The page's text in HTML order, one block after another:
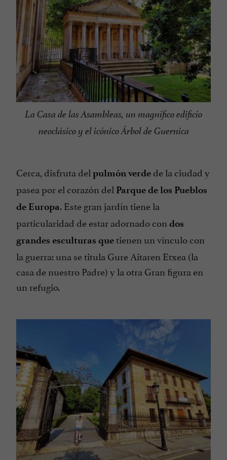
La Casa de las Asambleas, un magnífico edificio
neoclásico y el icónico Árbol de Guernica
Cerca, disfruta del pulmón verdede la ciudad y
pasea por el corazón del Parque de los Pueblos
de Europa. Este gran jardín tiene la
particularidad de estar adornado con dos
grandes esculturas quetienen un vínculo con
la guerra: una se titula Gure Aitaren Etxea (la
casa de nuestro Padre) y la otra Gran figura en
un refugio.